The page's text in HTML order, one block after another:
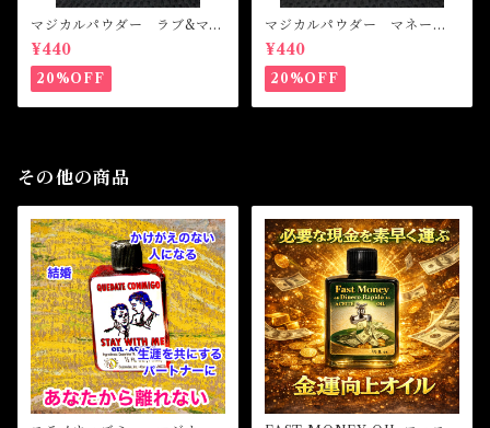
マジカルパウダー ラブ&マネ
ー Magical Powder LOVE
&MONEY
¥440
20%OFF
マジカルパウダー マネード
ローイング Magical Powde
r MONEY DRAWING
¥440
20%OFF
その他の商品